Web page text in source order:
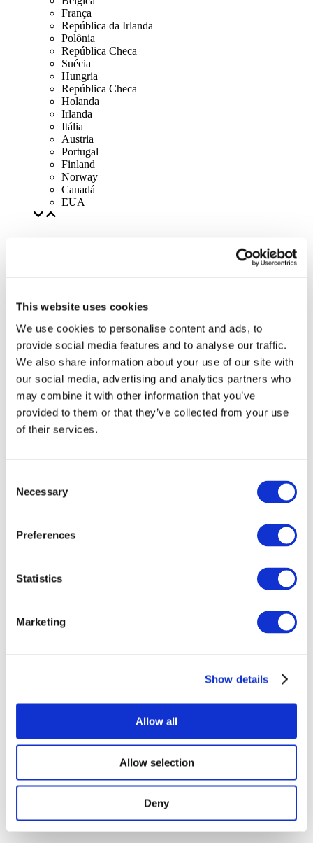
This website uses cookies
We use cookies to personalise content and ads, to
provide social media features and to analyse our traffic.
We also share information about your use of our site with
our social media, advertising and analytics partners who
may combine it with other information that you’ve
provided to them or that they’ve collected from your use
of their services.
Selection
Necessary
Preferences
Statistics
Marketing
Show details
Allow all
Allow selection
Deny
França
República da Irlanda
Polônia
República Checa
Suécia
Hungria
República Checa
Holanda
Irlanda
Itália
Austria
Portugal
Finland
Norway
Canadá
EUA
Todos os
Concertos